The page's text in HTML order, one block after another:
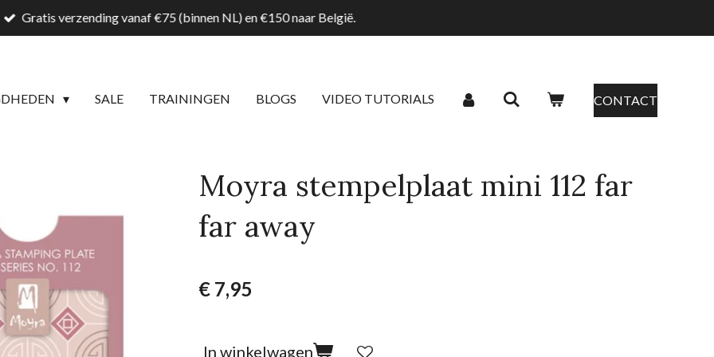
Gratis verzending vanaf €75 (binnen NL) en €150 naar België.
SALE TRAININGEN BLOGS VIDEO TUTORIALS CONTACT
Moyra stempelplaat mini 112 far
far away
€ 7,95
In winkelwagen